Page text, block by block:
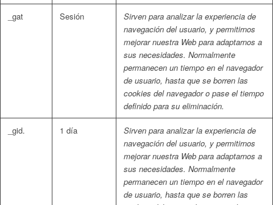
_gat Sesión
Sirven para analizar la experiencia de
navegación del usuario, y permitirnos
mejorar nuestra Web para adaptarnos a
sus necesidades. Normalmente
permanecen un tiempo en el navegador
de usuario, hasta que se borren las
cookies del navegador o pase el tiempo
definido para su eliminación.
_gid. 1 día
Sirven para analizar la experiencia de
navegación del usuario, y permitirnos
mejorar nuestra Web para adaptarnos a
sus necesidades. Normalmente
permanecen un tiempo en el navegador
de usuario, hasta que se borren las